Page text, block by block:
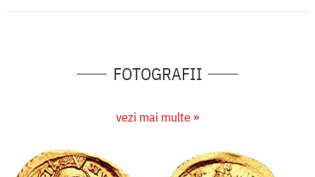
FOTOGRAFII
vezi mai multe »